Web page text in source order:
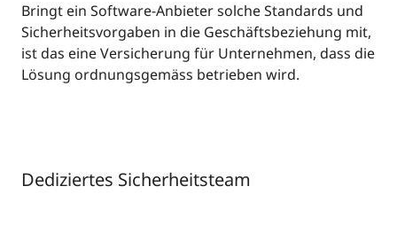
Bringt ein Software-Anbieter solche Standards und
Sicherheitsvorgaben in die Geschäftsbeziehung mit,
ist das eine Versicherung für Unternehmen, dass die
Lösung ordnungsgemäss betrieben wird.
Dediziertes Sicherheitsteam